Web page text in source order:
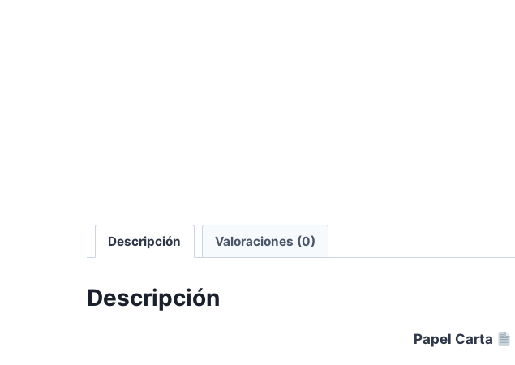
Descripción Valoraciones (0)
Descripción
Papel Carta